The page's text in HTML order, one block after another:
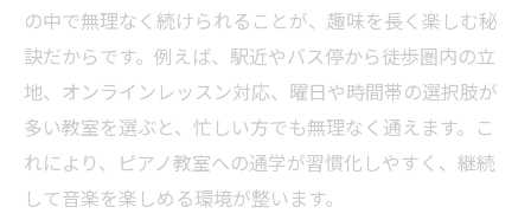
の中で無理なく続けられることが、趣味を長く楽しむ秘
訣だからです。例えば、駅近やバス停から徒歩圏内の立
地、オンラインレッスン対応、曜日や時間帯の選択肢が
多い教室を選ぶと、忙しい方でも無理なく通えます。こ
れにより、ピアノ教室への通学が習慣化しやすく、継続
して音楽を楽しめる環境が整います。